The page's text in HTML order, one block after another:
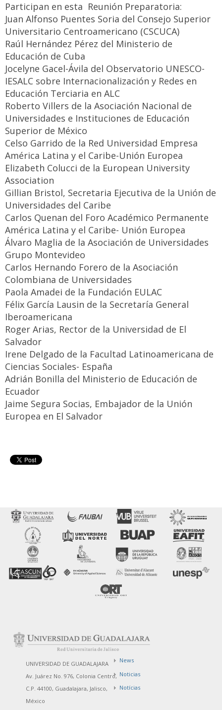
Participan en esta Reunión Preparatoria:
Juan Alfonso Puentes Soria del Consejo Superior
Universitario Centroamericano (CSCUCA)
Raúl Hernández Pérez del Ministerio de
Educación de Cuba
Jocelyne Gacel-Ávila del Observatorio UNESCO-
IESALC sobre Internacionalización y Redes en
Educación Terciaria en ALC
Roberto Villers de la Asociación Nacional de
Universidades e Instituciones de Educación
Superior de México
Celso Garrido de la Red Universidad Empresa
América Latina y el Caribe-Unión Europea
Elizabeth Colucci de la European University
Association
Gillian Bristol, Secretaria Ejecutiva de la Unión de
Universidades del Caribe
Carlos Quenan del Foro Académico Permanente
América Latina y el Caribe- Unión Europea
Álvaro Maglia de la Asociación de Universidades
Grupo Montevideo
Carlos Hernando Forero de la Asociación
Colombiana de Universidades
Paola Amadei de la Fundación EULAC
Félix García Lausin de la Secretaría General
Iberoamericana
Roger Arias, Rector de la Universidad de El
Salvador
Irene Delgado de la Facultad Latinoamericana de
Ciencias Sociales- España
Adrián Bonilla del Ministerio de Educación de
Ecuador
Jaime Segura Socias, Embajador de la Unión
Europea en El Salvador
UNIVERSIDAD DE GUADALAJARA
Av. Juárez No. 976, Colonia Centro,
C.P. 44100, Guadalajara, Jalisco,
México
News
Noticias
Notícias